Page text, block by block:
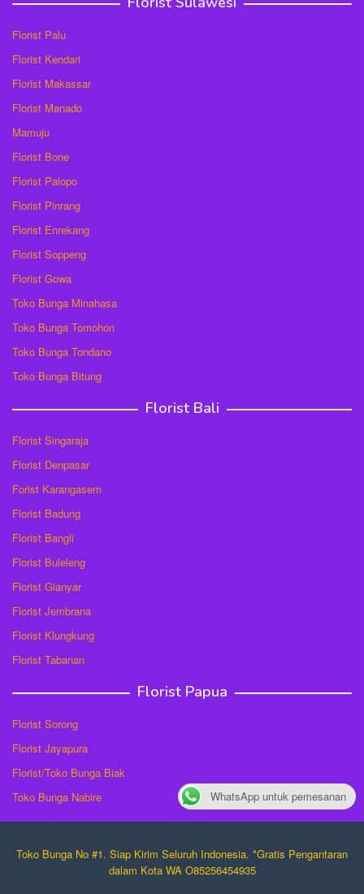
Florist Palu
Florist Kendari
Florist Makassar
Florist Manado
Mamuju
Florist Bone
Florist Palopo
Florist Pinrang
Florist Enrekang
Florist Soppeng
Florist Gowa
Toko Bunga Minahasa
Toko Bunga Tomohon
Toko Bunga Tondano
Toko Bunga Bitung
Florist Bali
Florist Singaraja
Florist Denpasar
Forist Karangasem
Florist Badung
Florist Bangli
Florist Buleleng
Florist Gianyar
Florist Jembrana
Florist Klungkung
Florist Tabanan
Florist Papua
Florist Sorong
Florist Jayapura
Florist/Toko Bunga Biak
Toko Bunga Nabire
Toko Bunga No #1. Siap Kirim Seluruh Indonesia. *Gratis Pengantaran
dalam Kota WA O85256454935
WhatsApp untuk pemesanan